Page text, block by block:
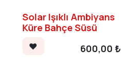
Solar Işıklı Ambiyans
Küre Bahçe Süsü
600,00 ₺